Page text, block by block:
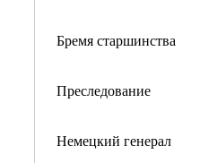
Бремя старшинства
Преследование
Немецкий генерал